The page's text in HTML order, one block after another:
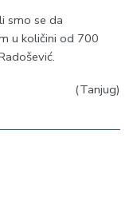
smo se da
u količini od 700
(Tanjug)